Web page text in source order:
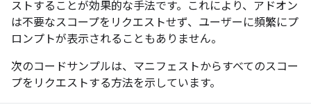
ストすることが効果的な手法です。これにより、アドオン
は不要なスコープをリクエストせず、ユーザーに頻繁にプ
ロンプトが表示されることもありません。
次のコードサンプルは、マニフェストからすべてのスコー
プをリクエストする方法を示しています。